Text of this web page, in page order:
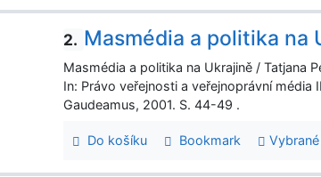
2. Masmédia a politika na
Masmédia a politika na Ukrajině / Tatjana
In: Právo veřejnosti a veřejnoprávní
Gaudeamus, 2001. S. 44-49 .
Do košíku Bookmark